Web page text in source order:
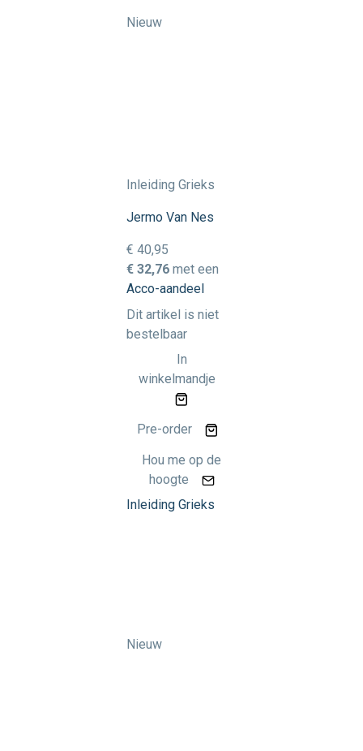
Nieuw
Inleiding Grieks
Jermo Van Nes
€ 40,95
€ 32,76 met een
Acco-aandeel
Dit artikel is niet
bestelbaar
In
winkelmandje
Pre-order
Hou me op de
hoogte
Inleiding Grieks
Nieuw